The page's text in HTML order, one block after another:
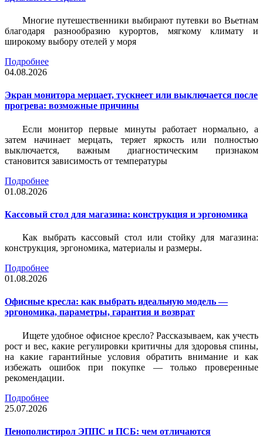
Многие путешественники выбирают путевки во Вьетнам
благодаря разнообразию курортов, мягкому климату и
широкому выбору отелей у моря
Подробнее
04.08.2026
Экран монитора мерцает, тускнеет или выключается после
прогрева: возможные причины
Если монитор первые минуты работает нормально, а
затем начинает мерцать, теряет яркость или полностью
выключается, важным диагностическим признаком
становится зависимость от температуры
Подробнее
01.08.2026
Кассовый стол для магазина: конструкция и эргономика
Как выбрать кассовый стол или стойку для магазина:
конструкция, эргономика, материалы и размеры.
Подробнее
01.08.2026
Офисные кресла: как выбрать идеальную модель —
эргономика, параметры, гарантия и возврат
Ищете удобное офисное кресло? Рассказываем, как учесть
рост и вес, какие регулировки критичны для здоровья спины,
на какие гарантийные условия обратить внимание и как
избежать ошибок при покупке — только проверенные
рекомендации.
Подробнее
25.07.2026
Пенополистирол ЭППС и ПСБ: чем отличаются